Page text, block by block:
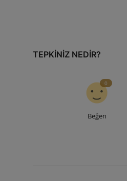
TEPKINIZ NEDIR?
Beğen
0